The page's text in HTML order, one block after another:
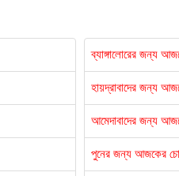
ব্যাঙ্গালোরের জন্য
হায়দ্রাবাদের জন্য
আমেদাবাদের জন্য
পুনের জন্য আজকের